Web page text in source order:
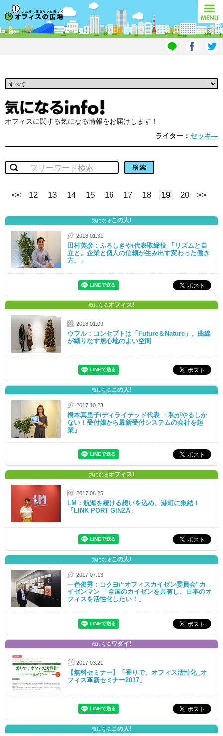
オフィスの広場 MENU
オフィスに関する気になる情報をお届けします！
ライター： セッキ―
<< 12 13 14 15 16 17 18 19 20 >>
気になるこの人!
2018.01.31
田村英彦：ふろしきや/代表取締役 「リズムと自
立と。企業と個人の信頼が生み出す変わった働き
方。」
気になるオフィス!
2018.01.09
ウフル：コンセプトは「Future＆Nature」。曲線
が織りなす居心地のよい空間
気になるこの人!
2017.10.23
橋本真里子/ディライテッド代表 「私がやるしか
ない！受付嬢から最新受付システムの会社を起
業」
気になるオフィス!
2017.08.25
LM：航海を続ける想いを込め、港町に集結！
「LINK PORT GINZA」
気になるこの人!
2017.07.13
一色俊秀：コクヨ/“オフィスカイゼン委員会”カ
イゼンマン 「全国のカイゼンを共有し、日本のオ
フィスを活性化したい！」
気になるワダイ!
2017.03.21
【無料セミナー】「香りで、オフィス活性化_オ
フィス革新セミナー2017」
気になるこの人!